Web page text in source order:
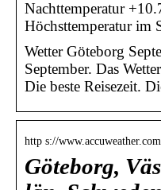
Nachttemperatur
Höchsttemperatur im
Wetter Göteborg
September. Das
Die beste Reisezeit.
http s://
Göteborg,